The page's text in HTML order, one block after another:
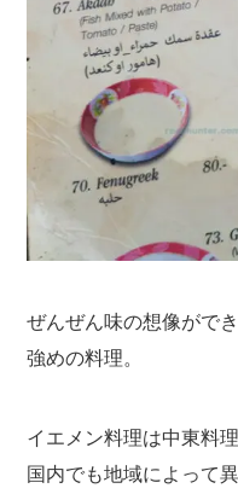
ぜんぜん味の想像がで
強めの料理。
イエメン料理は中東料
国内でも地域によって